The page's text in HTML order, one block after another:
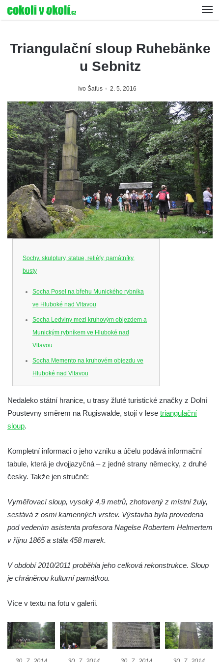
Triangulační sloup Ruhebänke
u Sebnitz
Ivo Šafus 2. 5. 2016
Sochy, skulptury, statue, reliéfy, památníky,
busty
Socha Posel na břehu Munického rybníka
ve Hluboké nad Vltavou
Socha Ledviny mezi kruhovým objezdem a
Munickým rybníkem ve Hluboké nad
Vltavou
Socha Memento na kruhovém objezdu ve
Hluboké nad Vltavou
Socha Chalikotérium v ZOO Hluboká
Socha Smilodon v ZOO Hluboká
Socha Veledaněk v ZOO Hluboká
Socha Plejtvák obrovský v ZOO Hluboká
Socha Medvěd jeskynní v ZOO Hluboká
Socha Mamutí lebka v ZOO Hluboká
Socha Orel v ZOO Hluboká
Socha Vydry si hrají v ZOO Hluboká
Socha Přátelství v ZOO Hluboká
Socha Lišky v ZOO Hluboká
Socha Vlčice s mládětem v ZOO Hluboká
Socha Orlice v ZOO Hluboká
Socha Tygr v ZOO Hluboká
Nedaleko státní hranice, u trasy žluté turistické značky z Dolní
Poustevny směrem na Rugiswalde, stojí v lese triangulační
sloup.
Kompletní informaci o jeho vzniku a účelu podává informační
tabule, která je dvojjazyčná – z jedné strany německy, z druhé
česky. Takže jen stručně:
Vyměřovací sloup, vysoký 4,9 metrů, zhotovený z místní žuly,
sestává z osmi kamenných vrstev. Výstavba byla provedena
pod vedením asistenta profesora Nagelse Robertem Helmertem
v říjnu 1865 a stála 458 marek.
V období 2010/2011 proběhla jeho celková rekonstrukce. Sloup
je chráněnou kulturní památkou.
Více v textu na fotu v galerii.